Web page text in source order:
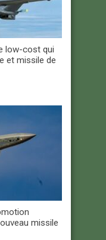
low-cost qui
et missile de
missile